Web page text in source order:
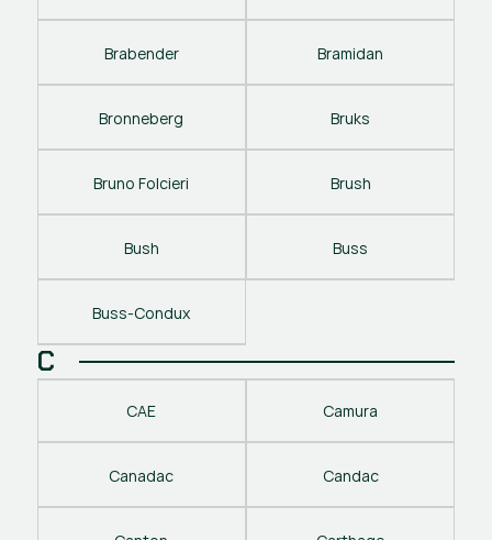
Brabender Bramidan
Bronneberg Bruks
Bruno Folcieri Brush
Bush Buss
Buss-Condux
C
CAE Camura
Canadac Candac